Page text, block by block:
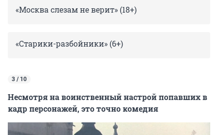
«Москва слезам не верит» (18+)
«Старики-разбойники» (6+)
3 / 10
Несмотря на воинственный настрой попавших в
кадр персонажей, это точно комедия